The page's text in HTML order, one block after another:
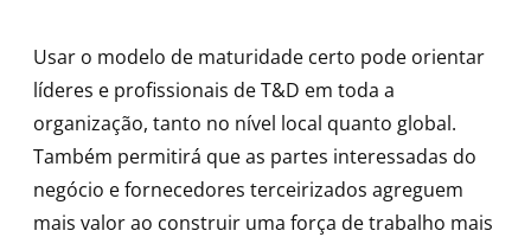
Usar o modelo de maturidade certo pode orientar
líderes e profissionais de T&D em toda a
organização, tanto no nível local quanto global.
Também permitirá que as partes interessadas do
negócio e fornecedores terceirizados agreguem
mais valor ao construir uma força de trabalho mais